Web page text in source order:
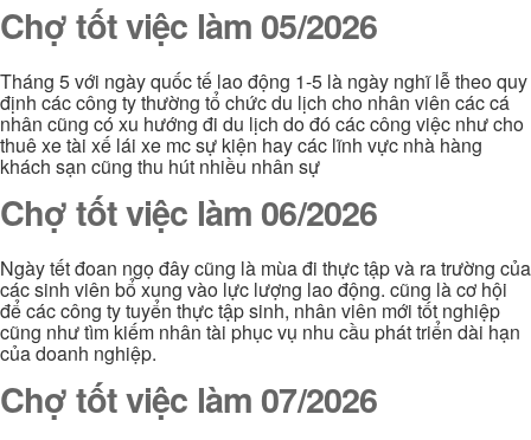
Chợ tốt việc làm 05/2026
Tháng 5 với ngày quốc tế lao động 1-5 là ngày nghĩ lễ theo quy
định các công ty thường tổ chức du lịch cho nhân viên các cá
nhân cũng có xu hướng đi du lịch do đó các công việc như cho
thuê xe tài xế lái xe mc sự kiện hay các lĩnh vực nhà hàng
khách sạn cũng thu hút nhiều nhân sự
Chợ tốt việc làm 06/2026
Ngày tết đoan ngọ đây cũng là mùa đi thực tập và ra trường của
các sinh viên bổ xung vào lực lượng lao động. cũng là cơ hội
để các công ty tuyển thực tập sinh, nhân viên mới tốt nghiệp
cũng như tìm kiếm nhân tài phục vụ nhu cầu phát triển dài hạn
của doanh nghiệp.
Chợ tốt việc làm 07/2026